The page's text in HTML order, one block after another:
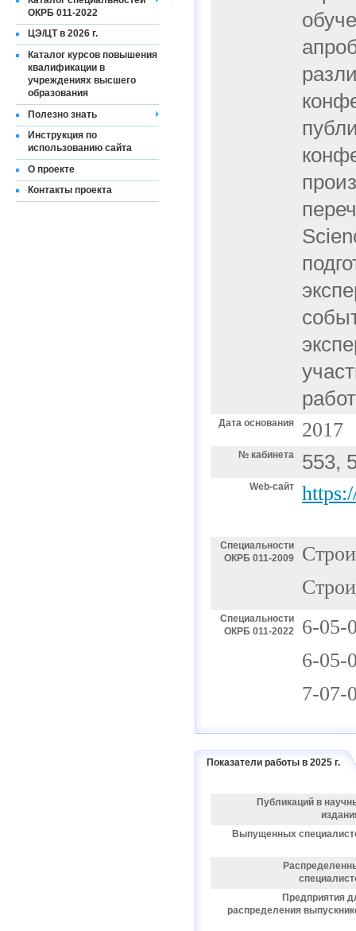
ОКРБ 011-2022
ЦЭ/ЦТ в 2026 г.
Каталог курсов повышения
квалификации в
учреждениях высшего
образования
Полезно знать
Инструкция по
использованию сайта
О проекте
Контакты проекта
Дата основания 2017
№ кабинета 553,
Web-сайт
Специальности
ОКРБ 011-2009
Специальности
ОКРБ 011-2022
6-05-
6-05-
7-07-
Показатели работы в 2025 г.
Публикаций в
Выпущенных
Предприятия
распределения